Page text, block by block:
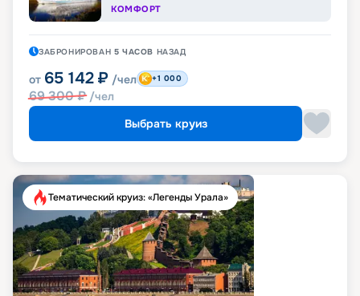
КОМФОРТ
ЗАБРОНИРОВАН 5 ЧАСОВ НАЗАД
от 65 142 ₽ /чел
69 300₽ /чел
+1 000
Выбрать круиз
Тематический круиз: «Легенды Урала»